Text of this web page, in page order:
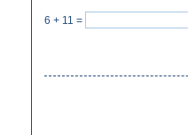
6 + 11 =